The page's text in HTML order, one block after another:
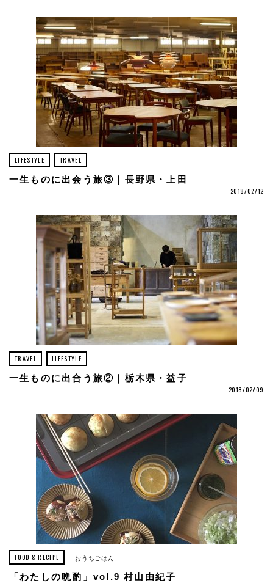
LIFESTYLE TRAVEL
一生ものに出会う旅③｜長野県・上田
2018/02/12
TRAVEL LIFESTYLE
一生ものに出合う旅②｜栃木県・益子
2018/02/09
FOOD & RECIPE おうちごはん
「わたしの晩酌」vol.9 村山由紀子